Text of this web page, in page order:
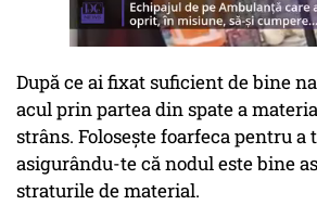
După ce ai fixat suficient de bine
acul prin partea din spate a
strâns. Folosește foarfeca pentru a
asigurându-te că nodul este bine
straturile de material.